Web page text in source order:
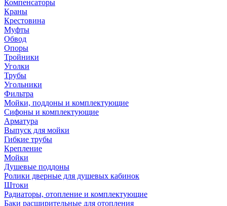
Компенсаторы
Краны
Крестовина
Муфты
Обвод
Опоры
Тройники
Уголки
Трубы
Угольники
Фильтра
Мойки, поддоны и комплектующие
Сифоны и комплектующие
Арматура
Выпуск для мойки
Гибкие трубы
Крепление
Мойки
Душевые поддоны
Ролики дверные для душевых кабинок
Штоки
Радиаторы, отопление и комплектующие
Баки расширительные для отопления